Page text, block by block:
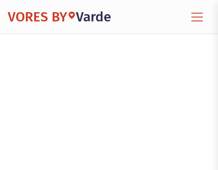
VORES BY Varde